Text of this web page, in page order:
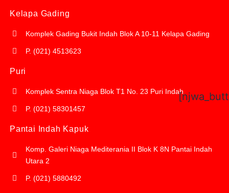
Kelapa Gading
Komplek Gading Bukit Indah Blok A 10-11 Kelapa Gading
P. (021) 4513623
Puri
Komplek Sentra Niaga Blok T1 No. 23 Puri Indah
P. (021) 58301457
Pantai Indah Kapuk
Komp. Galeri Niaga Mediterania II Blok K 8N Pantai Indah
Utara 2
P. (021) 5880492